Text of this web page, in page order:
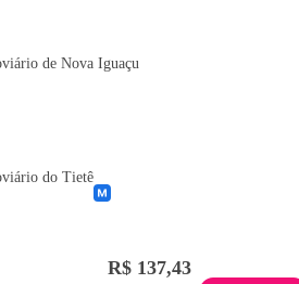
de Nova Iguaçu
do Tietê
R$ 137,43